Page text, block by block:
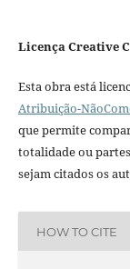
Licença Creative
Esta obra está
Atribuição-
que permite
totalidade ou
sejam citados os
HOW TO CITE